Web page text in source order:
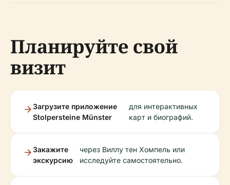
Планируйте свой
визит
Загрузите приложение
Stolpersteine Münster
для интерактивных
карт и биографий.
Закажите
экскурсию
через Виллу тен Хомпель или
исследуйте самостоятельно.